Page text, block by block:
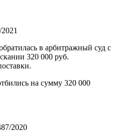
в арбитражный суд с
320 000 руб.
на сумму 320 000
2020